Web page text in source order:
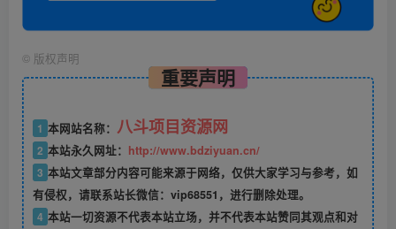
© 版权声明
重要声明
1 本网站名称： 八斗项目资源网
2 本站永久网址： http://www.bdziyuan.cn/
3 本站文章部分内容可能来源于网络，仅供大家学习与参考，如
有侵权，请联系站长微信：vip68551，进行删除处理。
4 本站一切资源不代表本站立场，并不代表本站赞同其观点和对